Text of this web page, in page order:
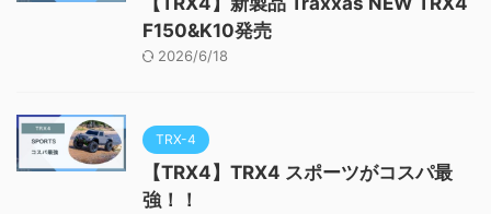
F150&K10発売
2026/6/18
TRX-4
【TRX4】TRX4 スポーツがコスパ最
強！！